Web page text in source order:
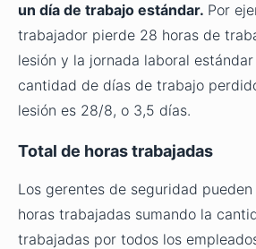
un día de trabajo estándar. Por
trabajador pierde 28 horas de
lesión y la jornada laboral
cantidad de días de trabajo
lesión es 28/8, o 3,5 días.
Total de horas trabajadas
Los gerentes de seguridad
horas trabajadas sumando la
trabajadas por todos los